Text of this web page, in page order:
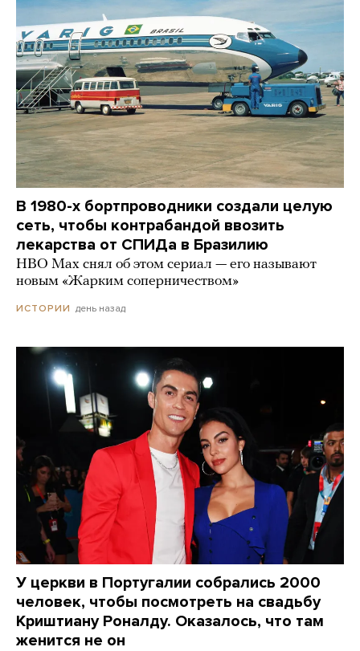
В 1980-х бортпроводники создали целую
сеть, чтобы контрабандой ввозить
лекарства от СПИДа в Бразилию
HBO Max снял об этом сериал — его называют
новым «Жарким соперничеством»
ИСТОРИИ день назад
У церкви в Португалии собрались 2000
человек, чтобы посмотреть на свадьбу
Криштиану Роналду. Оказалось, что там
женится не он